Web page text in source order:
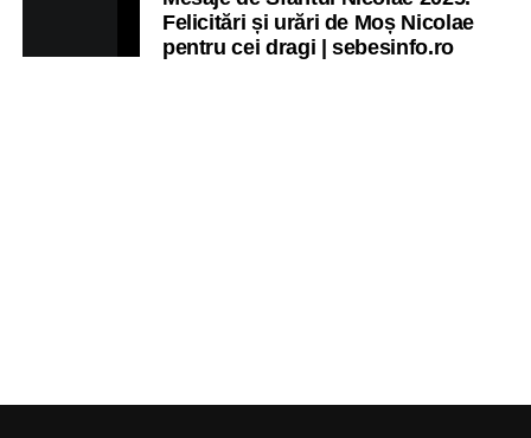
Felicitări și urări de Moș Nicolae
pentru cei dragi | sebesinfo.ro